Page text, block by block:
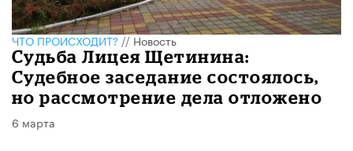
ЧТО ПРОИСХОДИТ?//Новость
Судьба Лицея Щетинина:
Судебное заседание состоялось,
но рассмотрение дела отложено
6 марта